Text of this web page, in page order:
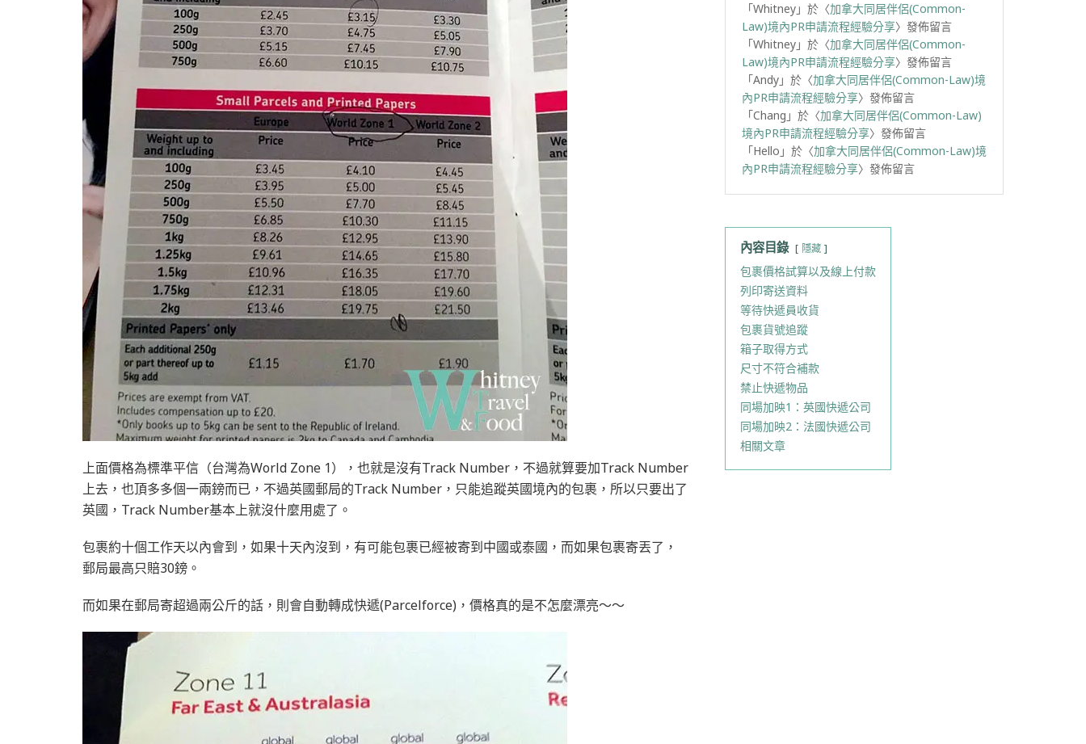
上面價格為標準平信（台灣為World Zone 1），也就是沒有Track Number，不過就算要加Track Number
上去，也頂多多個一兩鎊而已，不過英國郵局的Track Number，只能追蹤英國境內的包裹，所以只要出了
英國，Track Number基本上就沒什麼用處了。
包裹約十個工作天以內會到，如果十天內沒到，有可能包裹已經被寄到中國或泰國，而如果包裹寄丟了，
郵局最高只賠30鎊。
而如果在郵局寄超過兩公斤的話，則會自動轉成快遞(Parcelforce)，價格真的是不怎麼漂亮～～
「Whitney 」於〈加拿大同居伴侶(Common-
Law)境內PR申請流程經驗分享〉發佈留言
「Whitney 」於〈加拿大同居伴侶(Common-
Law)境內PR申請流程經驗分享〉發佈留言
「Andy 」於〈加拿大同居伴侶(Common-Law)境
內PR申請流程經驗分享〉發佈留言
「Chang 」於〈加拿大同居伴侶(Common-Law)
境內PR申請流程經驗分享〉發佈留言
「Hello 」於〈加拿大同居伴侶(Common-Law)境
內PR申請流程經驗分享〉發佈留言
內容目錄 隱藏
包裹價格試算以及線上付款
列印寄送資料
等待快遞員收貨
包裹貨號追蹤
箱子取得方式
尺寸不符合補款
禁止快遞物品
同場加映1：英國快遞公司
同場加映2：法國快遞公司
相關文章